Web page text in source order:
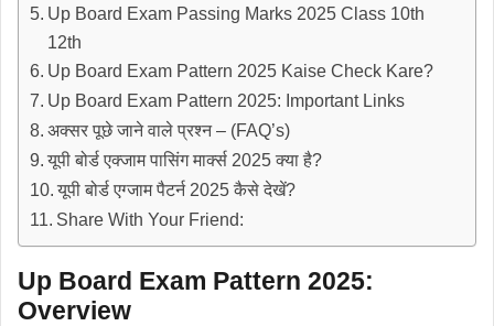
Up Board Exam Passing Marks 2025 Class 10th
12th
Up Board Exam Pattern 2025 Kaise Check Kare?
Up Board Exam Pattern 2025: Important Links
अक्सर पूछे जाने वाले प्रश्न – (FAQ’s)
यूपी बोर्ड एक्जाम पासिंग मार्क्स 2025 क्या है?
यूपी बोर्ड एग्जाम पैटर्न 2025 कैसे देखें?
Share With Your Friend:
Up Board Exam Pattern 2025:
Overview